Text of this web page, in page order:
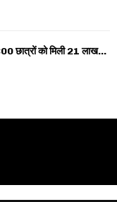
छात्रों को मिली 21 लाख...